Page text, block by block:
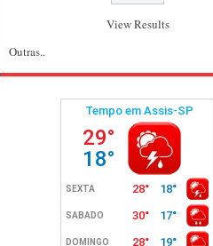
View Results
Outras..